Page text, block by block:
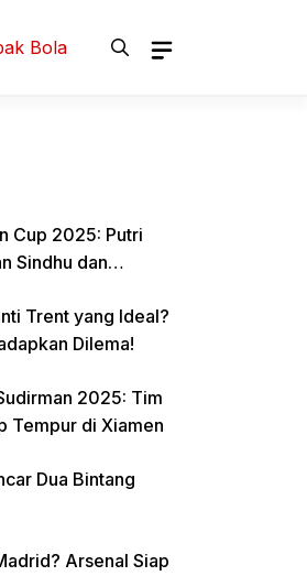
Bola
Cup 2025: Putri
Sindhu dan
Trent yang Ideal?
Dilema!
2025: Tim
Tempur di Xiamen
Dua Bintang
Arsenal Siap